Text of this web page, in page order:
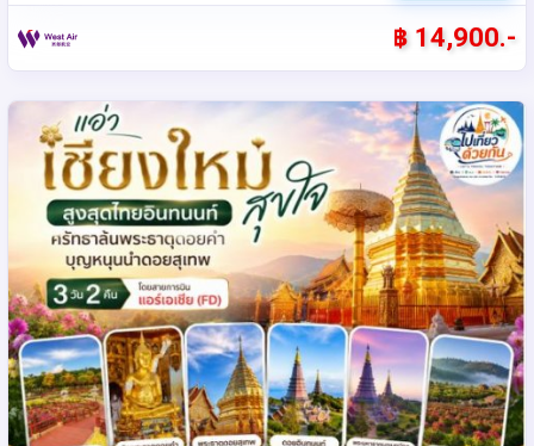
฿ 14,900.-